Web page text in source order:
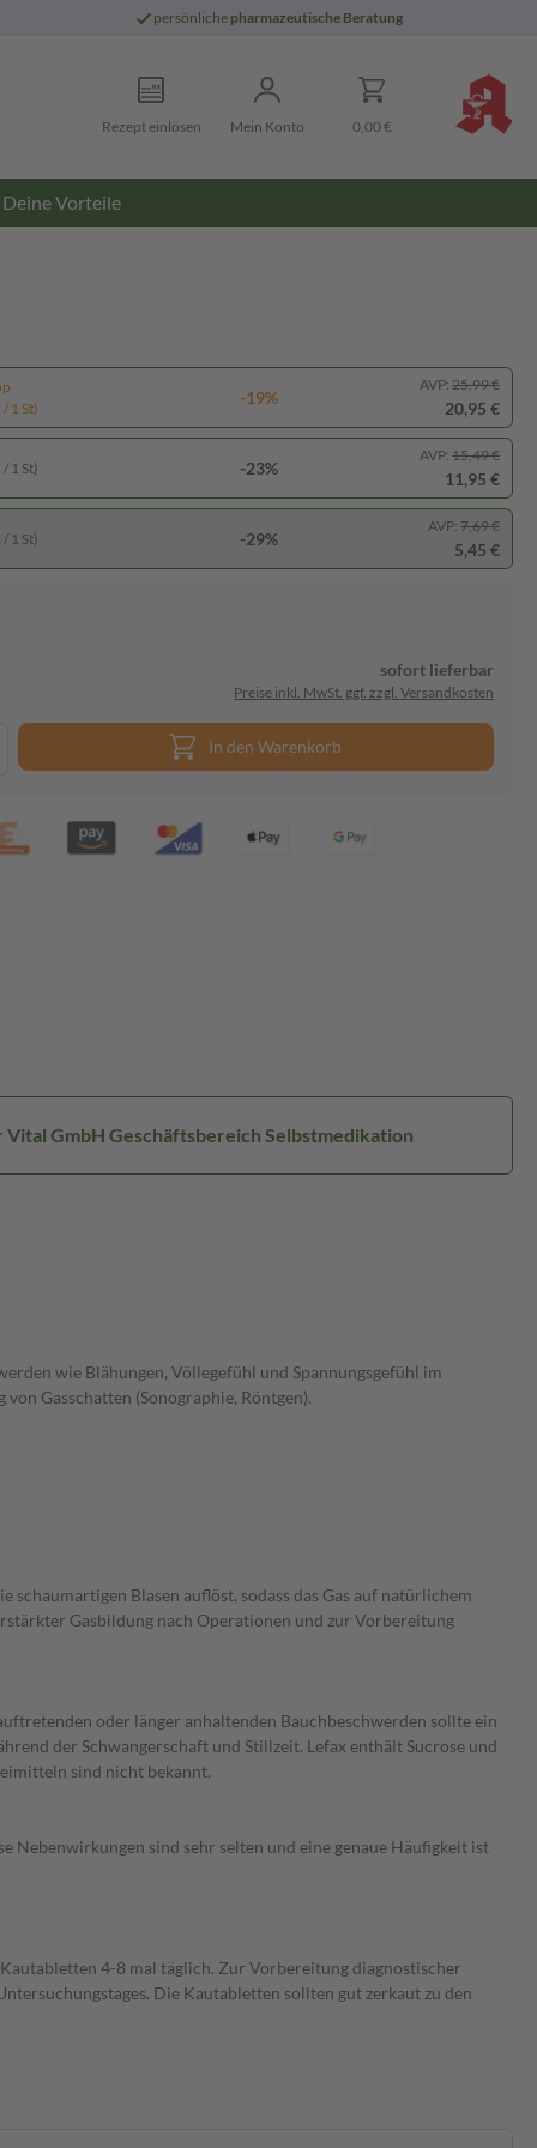
persönliche pharmazeutische Beratung
Rezept einlösen Mein Konto 0,00 €
Deine Vorteile
1 St)
-19%
AVP: 25,99 €
20,95 €
1 St) -23%
AVP: 15,49 €
11,95 €
1 St) -29%
AVP: 7,69 €
5,45 €
sofort lieferbar
Preise inkl. MwSt. ggf. zzgl. Versandkosten
In den Warenkorb
GmbH Geschäftsbereich Selbstmedikation
wie Blähungen, Völlegefühl und Spannungsgefühl im
Gasschatten (Sonographie, Röntgen).
Blasen auflöst, sodass das Gas auf natürlichem
Gasbildung nach Operationen und zur Vorbereitung
oder länger anhaltenden Bauchbeschwerden sollte ein
der Schwangerschaft und Stillzeit. Lefax enthält Sucrose und
sind nicht bekannt.
sind sehr selten und eine genaue Häufigkeit ist
4-8 mal täglich. Zur Vorbereitung diagnostischer
Die Kautabletten sollten gut zerkaut zu den